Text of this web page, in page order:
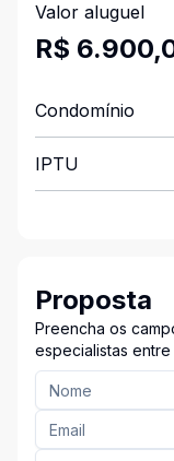
Valor aluguel
R$
Condomínio
IPTU
Proposta
Preencha os
especialistas